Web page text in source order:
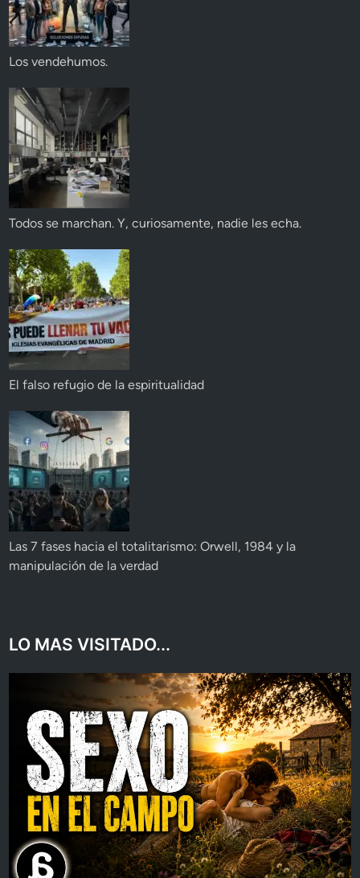
Los vendehumos.
Todos se marchan. Y, curiosamente, nadie les echa.
El falso refugio de la espiritualidad
Las 7 fases hacia el totalitarismo: Orwell, 1984 y la
manipulación de la verdad
LO MAS VISITADO...